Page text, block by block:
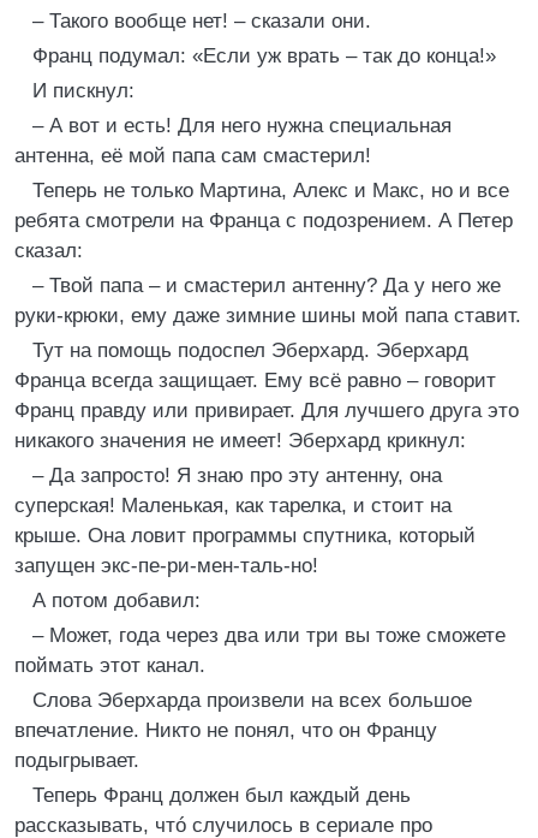
– Такого вообще нет! – сказали они.
Франц подумал: «Если уж врать – так до конца!»
И пискнул:
– А вот и есть! Для него нужна специальная
антенна, её мой папа сам смастерил!
Теперь не только Мартина, Алекс и Макс, но и все
ребята смотрели на Франца с подозрением. А Петер
сказал:
– Твой папа – и смастерил антенну? Да у него же
руки-крюки, ему даже зимние шины мой папа ставит.
Тут на помощь подоспел Эберхард. Эберхард
Франца всегда защищает. Ему всё равно – говорит
Франц правду или привирает. Для лучшего друга это
никакого значения не имеет! Эберхард крикнул:
– Да запросто! Я знаю про эту антенну, она
суперская! Маленькая, как тарелка, и стоит на
крыше. Она ловит программы спутника, который
запущен экс-пе-ри-мен-таль-но!
А потом добавил:
– Может, года через два или три вы тоже сможете
поймать этот канал.
Слова Эберхарда произвели на всех большое
впечатление. Никто не понял, что он Францу
подыгрывает.
Теперь Франц должен был каждый день
рассказывать, чтó случилось в сериале про